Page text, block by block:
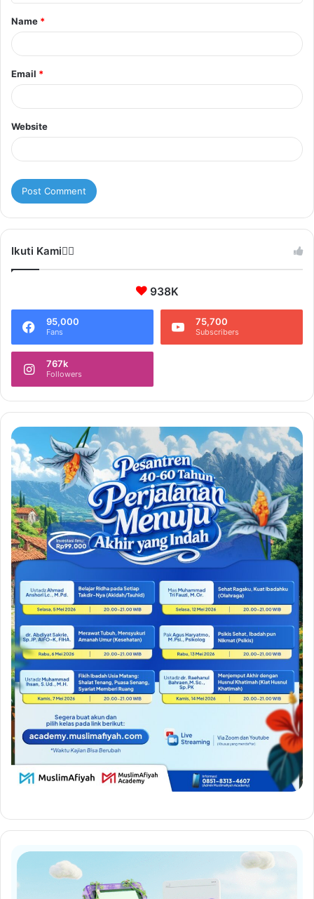
t
*
Name *
Email *
Website
Ikuti Kami❤️‍🔥
938K
95,000
Fans
75,700
Subscribers
767k
Followers